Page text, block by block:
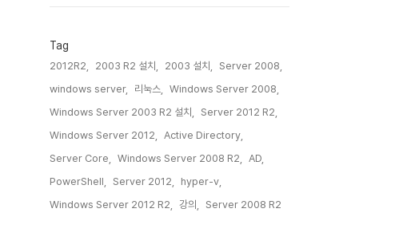
Tag
2012R2, 2003 R2 설치, 2003 설치,
Server 2008,
windows server,
리눅스,
Windows Server 2008,
Windows Server 2003 R2 설치,
Server 2012 R2,
Windows Server 2012,
Active Directory,
Server Core,
Windows Server 2008 R2,
AD,
PowerShell,
Server 2012,
hyper-v,
Windows Server 2012 R2,
강의, Server 2008 R2,